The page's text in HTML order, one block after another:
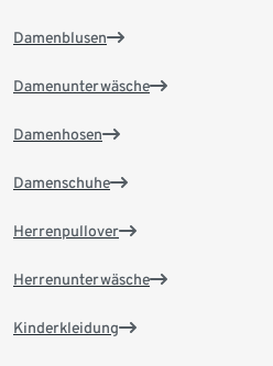
Damenblusen
Damenunterwäsche
Damenhosen
Damenschuhe
Herrenpullover
Herrenunterwäsche
Kinderkleidung